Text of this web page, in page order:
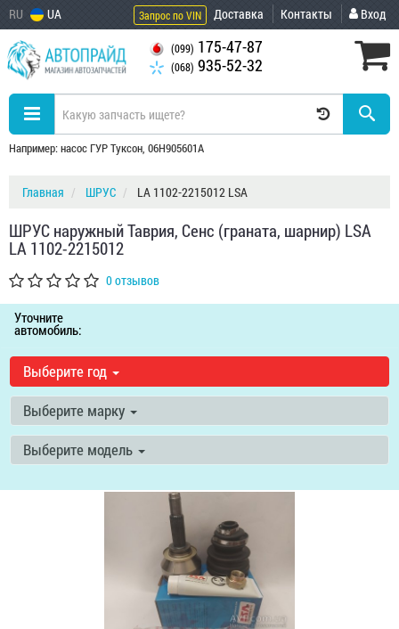
RU UA Запрос по VIN Доставка Контакты Вход
(099) 175-47-87
(068) 935-52-32
Например: насос ГУР Туксон, 06H905601A
Главная ШРУС LA 1102-2215012 LSA
ШРУС наружный Таврия, Сенс (граната, шарнир) LSA
LA 1102-2215012
0 отзывов
Уточните
автомобиль:
Выберите год
Выберите марку
Выберите модель